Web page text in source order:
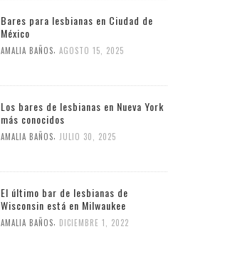
Bares para lesbianas en Ciudad de
México
AMALIA BAÑOS AGOSTO 15, 2025
Los bares de lesbianas en Nueva York
más conocidos
AMALIA BAÑOS JULIO 30, 2025
El último bar de lesbianas de
Wisconsin está en Milwaukee
AMALIA BAÑOS DICIEMBRE 1, 2022